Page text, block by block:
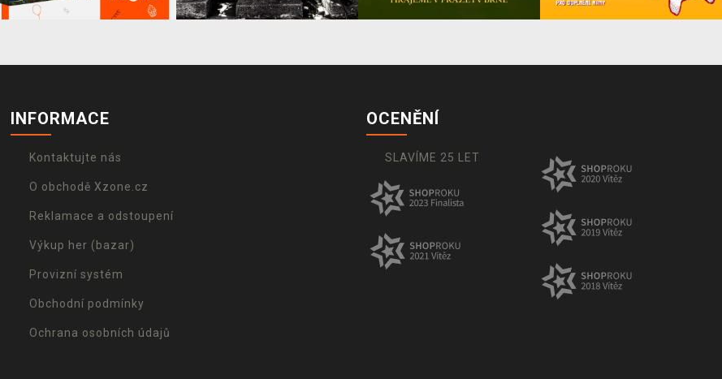
INFORMACE
Kontaktujte nás
O obchodě Xzone.cz
Reklamace a odstoupení
Výkup her (bazar)
Provizní systém
Obchodní podmínky
Ochrana osobních údajů
OCENĚNÍ
SLAVÍME 25 LET